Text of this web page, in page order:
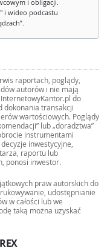
i obligacji.
i wideo podcastu
raportach, poglądy,
autorów i nie mają
do
dokonania transakcji
wartościowych. Poglądy
lub „doradztwa”
instrumentami
inwestycyjne,
raportu lub
ponosi inwestor.
praw autorskich do
udostępnianie
w całości lub we
taką można uzyskać